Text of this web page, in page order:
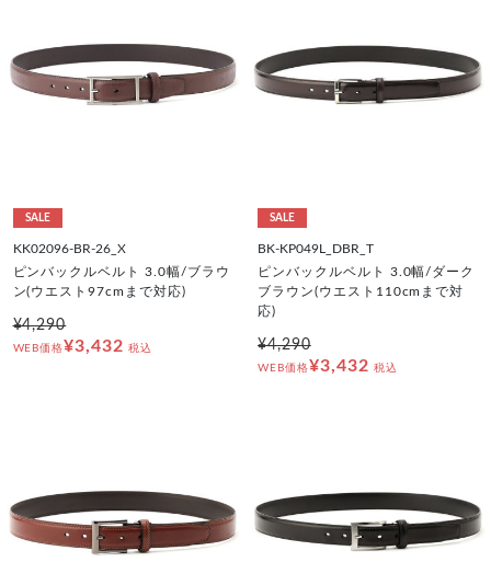
SALE
KK02096-BR-26_X
ピンバックルベルト 3.0幅/ブラウ
ン(ウエスト97cmまで対応)
¥4,290
WEB価格¥3,432 税込
SALE
BK-KP049L_DBR_T
ピンバックルベルト 3.0幅/ダーク
ブラウン(ウエスト110cmまで対
応)
¥4,290
WEB価格¥3,432 税込